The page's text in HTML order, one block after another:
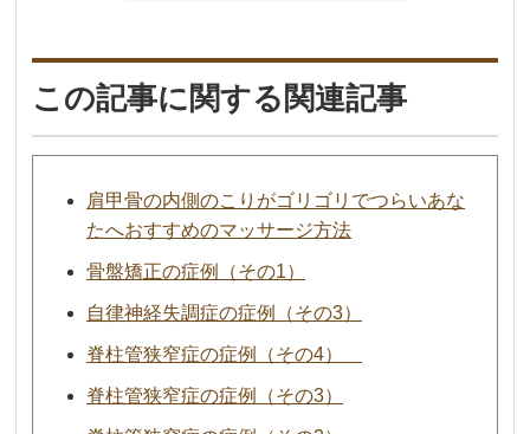
この記事に関する関連記事
肩甲骨の内側のこりがゴリゴリでつらいあな
たへおすすめのマッサージ方法
骨盤矯正の症例（その1）
自律神経失調症の症例（その3）
脊柱管狭窄症の症例（その4）
脊柱管狭窄症の症例（その3）